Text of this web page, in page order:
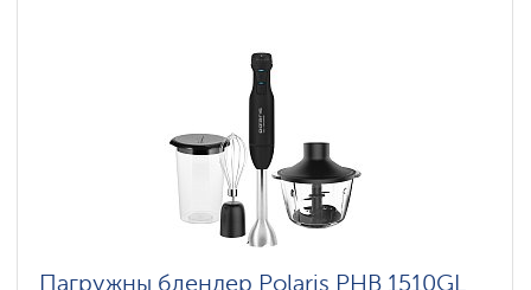
Пагружны блендер Polaris PHB 1510GL